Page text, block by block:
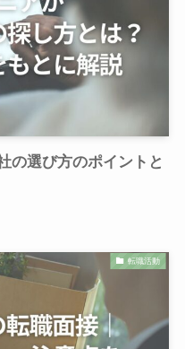
の選び方のポイントと
転職活動